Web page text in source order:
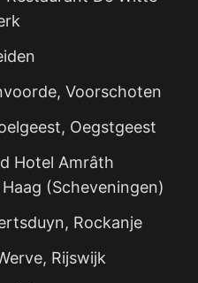
Voorschoten
Oegstgeest
Hotel Amrâth
(Scheveningen)
Rockanje
Rijswijk